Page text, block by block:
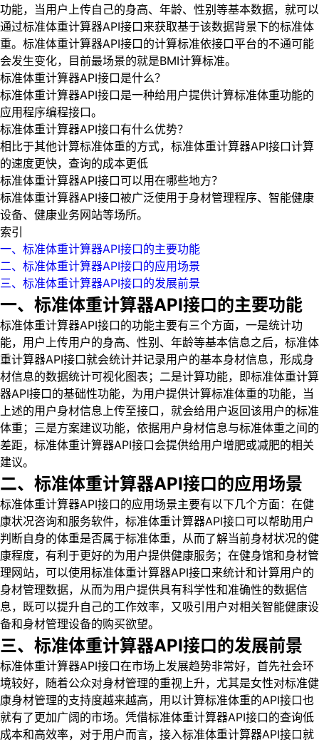
功能，当用户上传自己的身高、年龄、性别等基本数据，就可以
通过标准体重计算器API接口来获取基于该数据背景下的标准体
重。标准体重计算器API接口的计算标准依接口平台的不通可能
会发生变化，目前最场景的就是BMI计算标准。
标准体重计算器API接口是什么？
标准体重计算器API接口是一种给用户提供计算标准体重功能的
应用程序编程接口。
标准体重计算器API接口有什么优势？
相比于其他计算标准体重的方式，标准体重计算器API接口计算
的速度更快，查询的成本更低
标准体重计算器API接口可以用在哪些地方？
标准体重计算器API接口被广泛使用于身材管理程序、智能健康
设备、健康业务网站等场所。
索引
一、标准体重计算器API接口的主要功能
二、标准体重计算器API接口的应用场景
三、标准体重计算器API接口的发展前景
一、标准体重计算器API接口的主要功能
标准体重计算器API接口的功能主要有三个方面，一是统计功
能，用户上传用户的身高、性别、年龄等基本信息之后，标准体
重计算器API接口就会统计并记录用户的基本身材信息，形成身
材信息的数据统计可视化图表；二是计算功能，即标准体重计算
器API接口的基础性功能，为用户提供计算标准体重的功能，当
上述的用户身材信息上传至接口，就会给用户返回该用户的标准
体重；三是方案建议功能，依据用户身材信息与标准体重之间的
差距，标准体重计算器API接口会提供给用户增肥或减肥的相关
建议。
二、标准体重计算器API接口的应用场景
标准体重计算器API接口的应用场景主要有以下几个方面：在健
康状况咨询和服务软件，标准体重计算器API接口可以帮助用户
判断自身的体重是否属于标准体重，从而了解当前身材状况的健
康程度，有利于更好的为用户提供健康服务；在健身馆和身材管
理网站，可以使用标准体重计算器API接口来统计和计算用户的
身材管理数据，从而为用户提供具有科学性和准确性的数据信
息，既可以提升自己的工作效率，又吸引用户对相关智能健康设
备和身材管理设备的购买欲望。
三、标准体重计算器API接口的发展前景
标准体重计算器API接口在市场上发展趋势非常好，首先社会环
境较好，随着公众对身材管理的重视上升，尤其是女性对标准健
康身材管理的支持度越来越高，用以计算标准体重的API接口也
就有了更加广阔的市场。凭借标准体重计算器API接口的查询低
成本和高效率，对于用户而言，接入标准体重计算器API接口就